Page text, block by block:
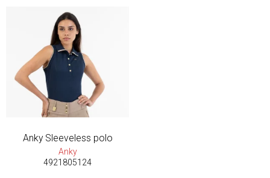
Anky Sleeveless polo
Anky
4921805124